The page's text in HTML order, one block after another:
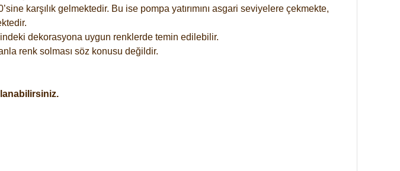
karşılık gelmektedir. Bu ise pompa yatırımını asgari seviyelere çekmekte,
dekorasyona uygun renklerde temin edilebilir.
renk solması söz konusu değildir.